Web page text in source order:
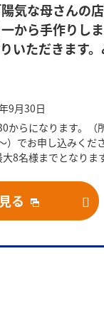
気な母さんの
から手作りし
いただきます
9月30日
らになります。（
でお申し込みくださ
8名様までとなりま
る